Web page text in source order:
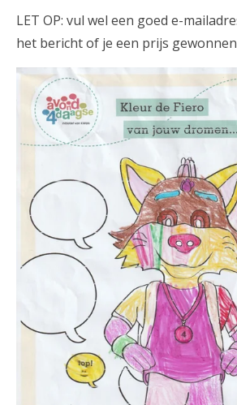
LET OP: vul wel een goed e-
het bericht of je een prijs